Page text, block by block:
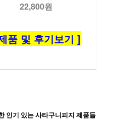
22,800원
품 및 후기보기 ]
인기 있는 사타구니피지 제품들